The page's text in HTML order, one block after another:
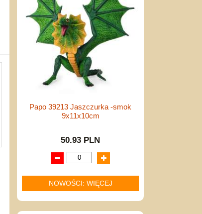
Papo 39213 Jaszczurka -smok
9x11x10cm
50.93 PLN
NOWOŚCI: WIĘCEJ